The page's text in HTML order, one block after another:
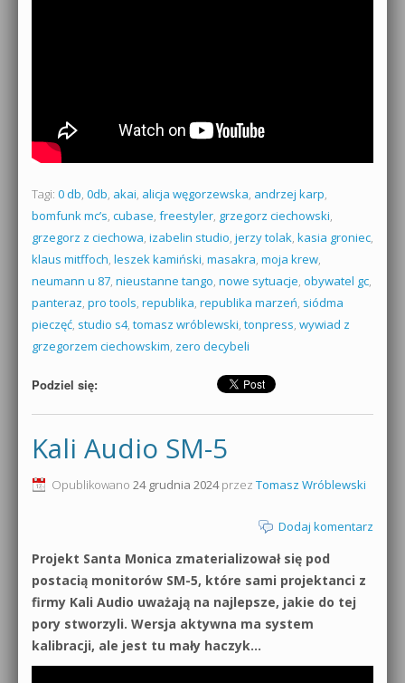
Tagi: 0 db, 0db, akai, alicja węgorzewska, andrzej karp,
bomfunk mc’s, cubase, freestyler, grzegorz ciechowski,
grzegorz z ciechowa, izabelin studio, jerzy tolak, kasia groniec,
klaus mitffoch, leszek kamiński, masakra, moja krew,
neumann u 87, nieustanne tango, nowe sytuacje, obywatel gc,
panteraz, pro tools, republika, republika marzeń, siódma
pieczęć, studio s4, tomasz wróblewski, tonpress, wywiad z
grzegorzem ciechowskim, zero decybeli
Podziel się:
Kali Audio SM-5
Opublikowano 24 grudnia 2024przez Tomasz Wróblewski
Dodaj komentarz
Projekt Santa Monica zmaterializował się pod
postacią monitorów SM-5, które sami projektanci z
firmy Kali Audio uważają na najlepsze, jakie do tej
pory stworzyli. Wersja aktywna ma system
kalibracji, ale jest tu mały haczyk…